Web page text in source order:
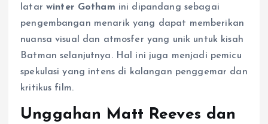
latar winter Gotham ini dipandang sebagai
pengembangan menarik yang dapat memberikan
nuansa visual dan atmosfer yang unik untuk kisah
Batman selanjutnya. Hal ini juga menjadi pemicu
spekulasi yang intens di kalangan penggemar dan
kritikus film.
Unggahan Matt Reeves dan